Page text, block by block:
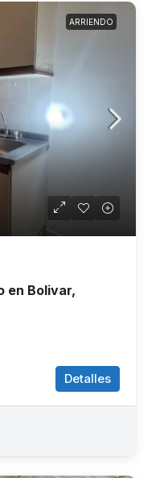
ARRIENDO
en Bolivar,
Detalles